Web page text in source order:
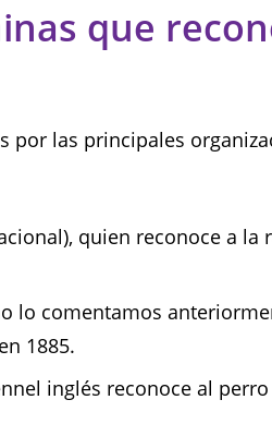
que
por las principales
quien reconoce a la
lo comentamos
1885.
inglés reconoce al